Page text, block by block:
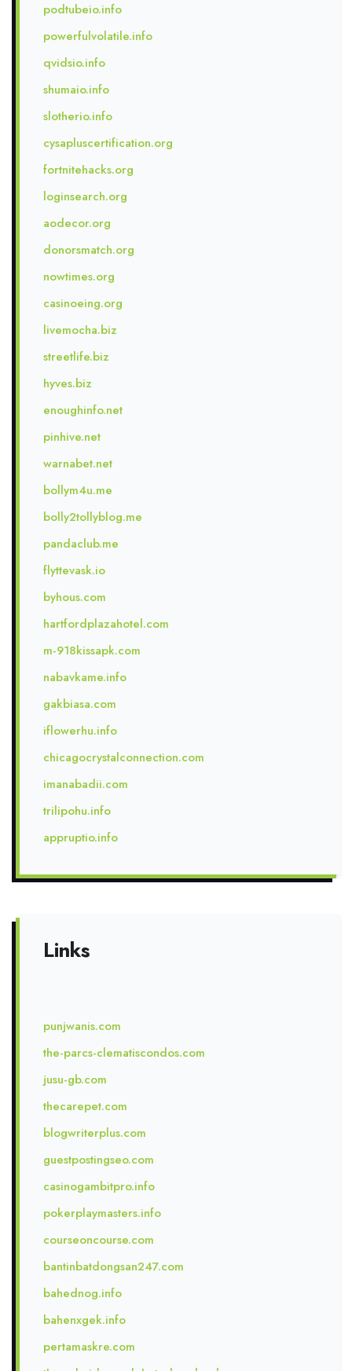
podtubeio.info
powerfulvolatile.info
qvidsio.info
shumaio.info
slotherio.info
cysapluscertification.org
fortnitehacks.org
loginsearch.org
aodecor.org
donorsmatch.org
nowtimes.org
casinoeing.org
livemocha.biz
streetlife.biz
hyves.biz
enoughinfo.net
pinhive.net
warnabet.net
bollym4u.me
bolly2tollyblog.me
pandaclub.me
flyttevask.io
byhous.com
hartfordplazahotel.com
m-918kissapk.com
nabavkame.info
gakbiasa.com
iflowerhu.info
chicagocrystalconnection.com
imanabadii.com
trilipohu.info
appruptio.info
Links
punjwanis.com
the-parcs-clematiscondos.com
jusu-gb.com
thecarepet.com
blogwriterplus.com
guestpostingseo.com
casinogambitpro.info
pokerplaymasters.info
courseoncourse.com
bantinbatdongsan247.com
bahednog.info
bahenxgek.info
pertamaskre.com